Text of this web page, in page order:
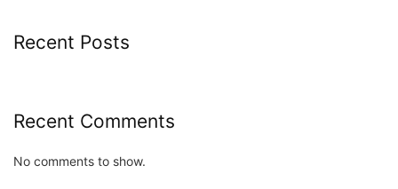
Recent Posts
Recent Comments
No comments to show.